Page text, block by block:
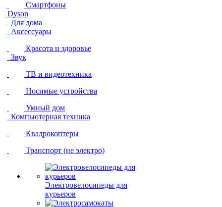
Смартфоны
Dyson
Для дома
Аксессуары
Красота и здоровье
Звук
ТВ и видеотехника
Носимые устройства
Умный дом
Компьютерная техника
Квадрокоптеры
Транспорт (не электро)
Электровелосипеды для
курьеров